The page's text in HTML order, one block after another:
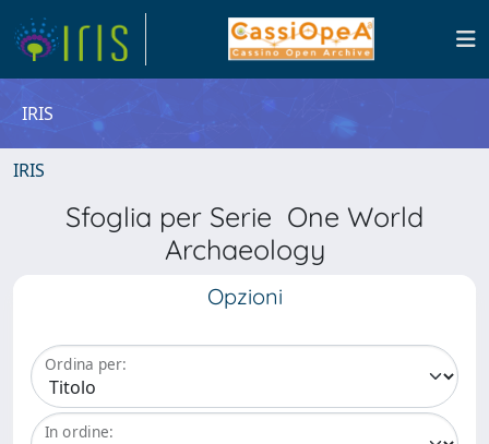
IRIS
IRIS
Sfoglia per Serie One World
Archaeology
Opzioni
Ordina per:
In ordine: